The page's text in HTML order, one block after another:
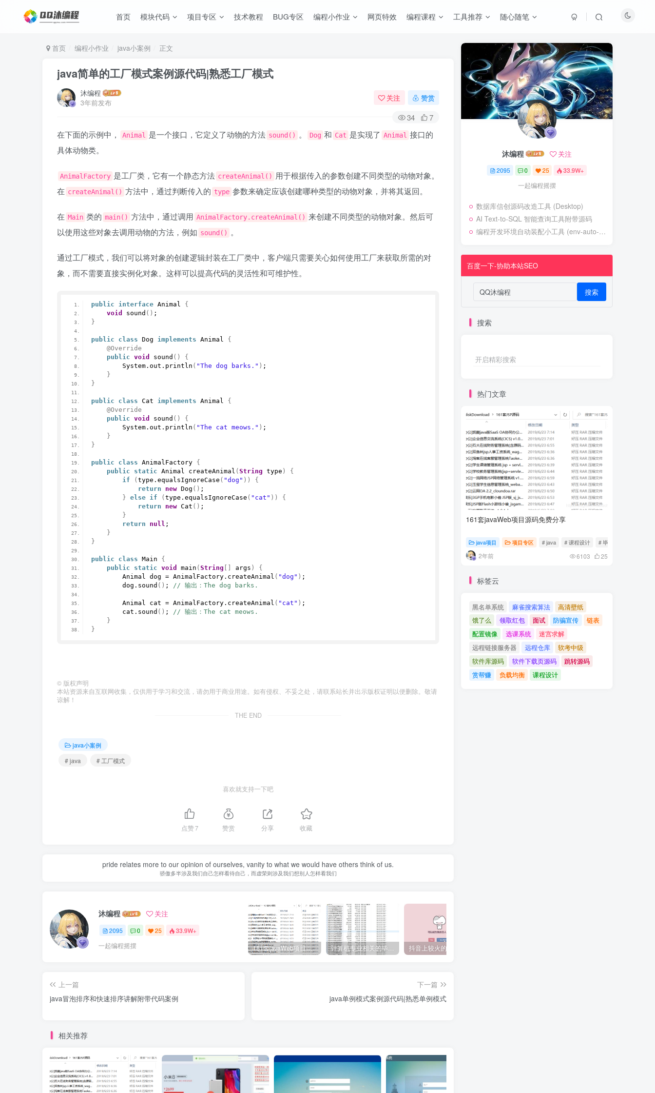
首页 模块代码 项目专区 技术教程 BUG专区 编程小作业 网页特效 编程课程 工具推荐 随心随笔
首页 编程小作业 java小案例 正文
java简单的工厂模式案例源代码|熟悉工厂模式
沐编程
3年前发布
关注 赞赏
34 7
在下面的示例中， Animal 是一个接口，它定义了动物的方法 sound() 。 Dog 和 Cat 是实现了 Animal 接口的
具体动物类。
AnimalFactory 是工厂类，它有一个静态方法 createAnimal() 用于根据传入的参数创建不同类型的动物对象。
在 createAnimal() 方法中，通过判断传入的 type 参数来确定应该创建哪种类型的动物对象，并将其返回。
在 Main 类的 main() 方法中，通过调用 AnimalFactory.createAnimal() 来创建不同类型的动物对象。然后可
以使用这些对象去调用动物的方法，例如 sound() 。
通过工厂模式，我们可以将对象的创建逻辑封装在工厂类中，客户端只需要关心如何使用工厂来获取所需的对
象，而不需要直接实例化对象。这样可以提高代码的灵活性和可维护性。
public interface Animal {
void
sound () ;
}
public class Dog implements Animal {
@Override
public void sound ()
{
        System.
out . println ( "The dog barks." ) ;
}
}
public class Cat implements Animal {
@Override
public void sound ()
{
        System.
out . println ( "The cat meows." ) ;
}
}
public class AnimalFactory {
public
static Animal createAnimal ( String type )
{
if
( type. equalsIgnoreCase ( "dog" ))
{
return
new Dog () ;
} else if ( type. equalsIgnoreCase ( "cat" ))
{
return
new Cat () ;
}
return
null ;
}
}
public class Main {
public
static void main ( String args )
{
        Animal dog = AnimalFactory.
createAnimal ( "dog" ) ;
        dog.
sound () ; // 输出：The dog barks.
        Animal cat = AnimalFactory.
createAnimal ( "cat" ) ;
        cat.
sound () ;
// 输出：The cat meows.
}
}
© 版权声明
本站资源来自互联网收集，仅供用于学习和交流，请勿用于商业用途。如有侵权、不妥之处，请联系站长并出示版权证明以便删除。敬请
谅解！
THE END
java小案例
# java
# 工厂模式
喜欢就支持一下吧
点赞7 赞赏 分享 收藏
pride relates more to our opinion of ourselves, vanity to what we would have others think of us.
骄傲多半涉及我们自己怎样看待自己，而虚荣则涉及我们想别人怎样看我们
沐编程 关注
2095 0 25 33.9W+
一起编程摇摆 161套javaWeb项目源码免费分享 计算机专业相关的毕业设计论文合集免费下载
上一篇
java冒泡排序和快速排序讲解附带代码案例
下一篇
java单例模式案例源代码|熟悉单例模式
相关推荐
沐编程 关注
2095 0 25 33.9W+
一起编程摇摆
数据库信创源码改造工具 (Desktop)
AI Text-to-SQL 智能查询工具附带源码
编程开发环境自动装配小工具 (env-auto-setup)
百度一下-协助本站SEO
搜索
搜索
开启精彩搜索
热门文章
161套javaWeb项目源码免费分享
java项目 项目专区 # java # 课程设计 # 毕业设计
2年前 6103 25
标签云
黑名单系统 麻雀搜索算法
高清壁纸
饿了么
领取红包 面试 防骗宣传
链表
配置镜像
选课系统
迷宫求解
远程链接服务器
远程仓库
软考中级
软件库源码
软件下载页源码
跳转源码
赏帮赚
负载均衡 课程设计